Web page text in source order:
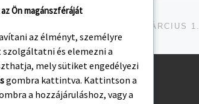
bejegyzések között
MÉRKŐZÉS – 2025. MÁRCIUS 1.
Ön magánszféráját
az élményt, személyre
és elemezni a
mely sütiket engedélyezi
gombra kattintva. Kattintson a
a hozzájáruláshoz, vagy a